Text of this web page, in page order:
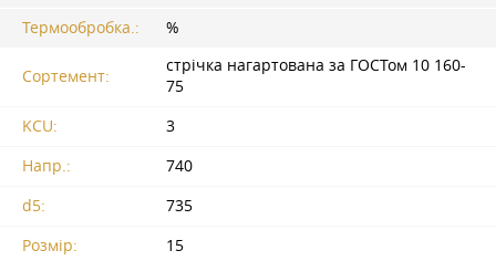
Термообробка.:
%
Сортемент:
стрічка нагартована за ГОСТом 10 160-
75
KCU:
3
Напр.:
740
d5:
735
Розмір:
15